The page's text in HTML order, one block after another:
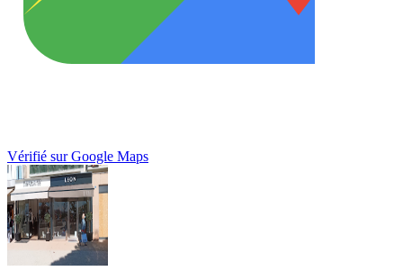
Vérifié sur Google Maps